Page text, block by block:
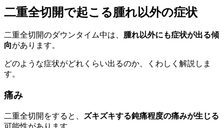
二重全切開で起こる腫れ以外の症状
二重全切開のダウンタイム中は、 腫れ以外にも症状が出る傾
向があります。
どのような症状がどれくらい出るのか、くわしく解説しま
す。
痛み
二重全切開をすると、
ズキズキする鈍痛程度の痛みが生じる
可能性があります。